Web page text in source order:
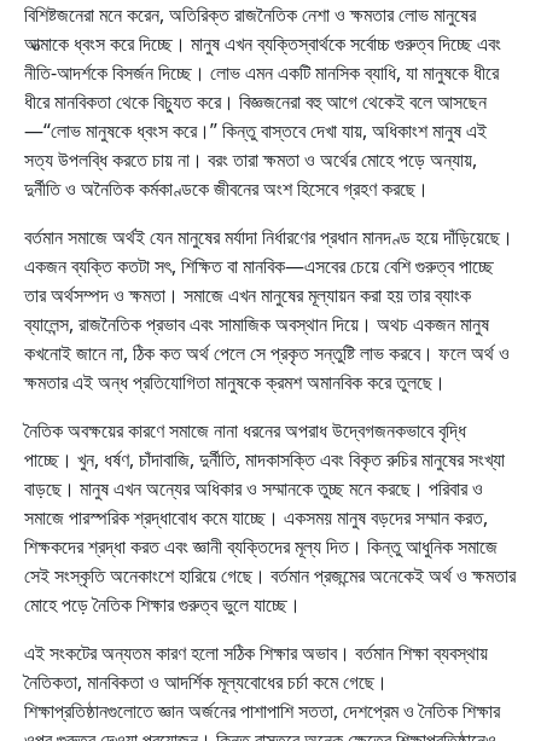
বিশিষ্টজনেরা মনে করেন, অতিরিক্ত রাজনৈতিক নেশা ও ক্ষমতার লোভ মানুষের
আত্মাকে ধ্বংস করে দিচ্ছে। মানুষ এখন ব্যক্তিস্বার্থকে সর্বোচ্চ গুরুত্ব দিচ্ছে এবং
নীতি-আদর্শকে বিসর্জন দিচ্ছে। লোভ এমন একটি মানসিক ব্যাধি, যা মানুষকে ধীরে
ধীরে মানবিকতা থেকে বিচ্যুত করে। বিজ্ঞজনেরা বহু আগে থেকেই বলে আসছেন
—“লোভ মানুষকে ধ্বংস করে।” কিন্তু বাস্তবে দেখা যায়, অধিকাংশ মানুষ এই
সত্য উপলব্ধি করতে চায় না। বরং তারা ক্ষমতা ও অর্থের মোহে পড়ে অন্যায়,
দুর্নীতি ও অনৈতিক কর্মকাণ্ডকে জীবনের অংশ হিসেবে গ্রহণ করছে।
বর্তমান সমাজে অর্থই যেন মানুষের মর্যাদা নির্ধারণের প্রধান মানদণ্ড হয়ে দাঁড়িয়েছে।
একজন ব্যক্তি কতটা সৎ, শিক্ষিত বা মানবিক—এসবের চেয়ে বেশি গুরুত্ব পাচ্ছে
তার অর্থসম্পদ ও ক্ষমতা। সমাজে এখন মানুষের মূল্যায়ন করা হয় তার ব্যাংক
ব্যালেন্স, রাজনৈতিক প্রভাব এবং সামাজিক অবস্থান দিয়ে। অথচ একজন মানুষ
কখনোই জানে না, ঠিক কত অর্থ পেলে সে প্রকৃত সন্তুষ্টি লাভ করবে। ফলে অর্থ ও
ক্ষমতার এই অন্ধ প্রতিযোগিতা মানুষকে ক্রমশ অমানবিক করে তুলছে।
নৈতিক অবক্ষয়ের কারণে সমাজে নানা ধরনের অপরাধ উদ্বেগজনকভাবে বৃদ্ধি
পাচ্ছে। খুন, ধর্ষণ, চাঁদাবাজি, দুর্নীতি, মাদকাসক্তি এবং বিকৃত রুচির মানুষের সংখ্যা
বাড়ছে। মানুষ এখন অন্যের অধিকার ও সম্মানকে তুচ্ছ মনে করছে। পরিবার ও
সমাজে পারস্পরিক শ্রদ্ধাবোধ কমে যাচ্ছে। একসময় মানুষ বড়দের সম্মান করত,
শিক্ষকদের শ্রদ্ধা করত এবং জ্ঞানী ব্যক্তিদের মূল্য দিত। কিন্তু আধুনিক সমাজে
সেই সংস্কৃতি অনেকাংশে হারিয়ে গেছে। বর্তমান প্রজন্মের অনেকেই অর্থ ও ক্ষমতার
মোহে পড়ে নৈতিক শিক্ষার গুরুত্ব ভুলে যাচ্ছে।
এই সংকটের অন্যতম কারণ হলো সঠিক শিক্ষার অভাব। বর্তমান শিক্ষা ব্যবস্থায়
নৈতিকতা, মানবিকতা ও আদর্শিক মূল্যবোধের চর্চা কমে গেছে।
শিক্ষাপ্রতিষ্ঠানগুলোতে জ্ঞান অর্জনের পাশাপাশি সততা, দেশপ্রেম ও নৈতিক শিক্ষার